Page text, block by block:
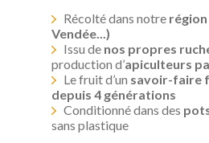
Récolté dans notre
Vendée...)
Issu de nos propres
production d’apiculteurs
Le fruit d’un savoir-faire
depuis 4 générations
Conditionné dans des
sans plastique